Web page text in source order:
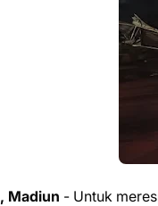
, Madiun - Untuk